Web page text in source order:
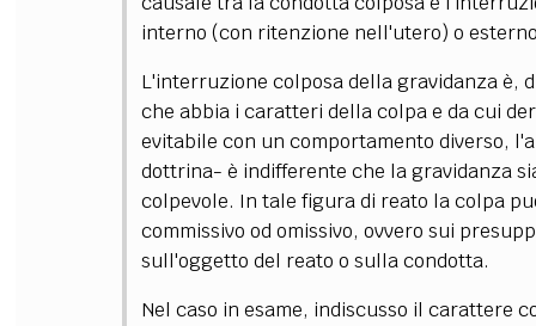
interno (con ritenzione nell'utero) o
L'interruzione colposa della gravidanza è,
che abbia i caratteri della colpa e da cui
evitabile con un comportamento diverso,
dottrina- è indifferente che la gravidanza
colpevole. In tale figura di reato la colpa
commissivo od omissivo, ovvero sui
sull'oggetto del reato o sulla condotta.
Nel caso in esame, indiscusso il carattere